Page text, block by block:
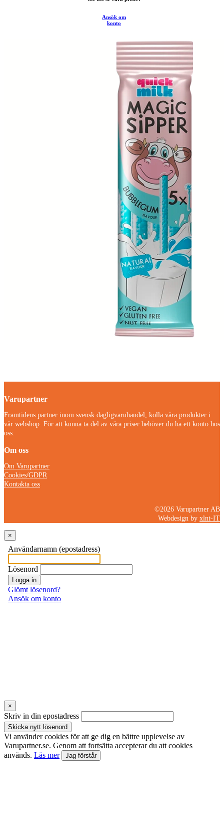
Ansök om
konto
Varupartner
Framtidens partner inom svensk dagligvaruhandel, kolla våra produkter i
vår webshop. För att kunna ta del av våra priser behöver du ha ett konto hos
oss.
Om oss
Om Varupartner
Cookies/GDPR
Kontakta oss
©2026 Varupartner AB
Webdesign by xlnt-IT
×
×
Skriv in din epostadress
Skicka nytt lösenord
Vi använder cookies för att ge dig en bättre upplevelse av
Varupartner.se. Genom att fortsätta accepterar du att cookies
används. Läs mer Jag förstår